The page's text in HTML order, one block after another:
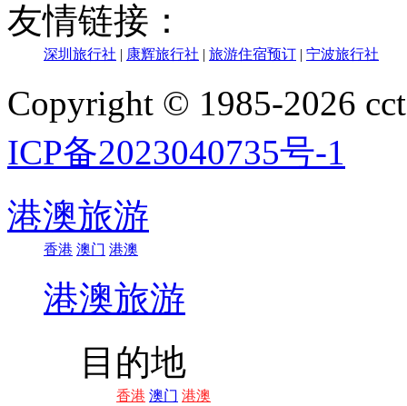
友情链接：
深圳旅行社 | 康辉旅行社 | 旅游住宿预订 | 宁波旅行社
Copyright © 1985-2026
ICP备2023040735号-1
港澳旅游
香港 澳门 港澳
港澳旅游
目的地
香港 澳门 港澳